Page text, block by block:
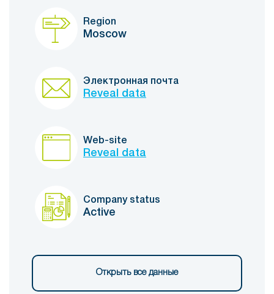
Region
Moscow
Электронная почта
Reveal data
Web-site
Reveal data
Company status
Active
Открыть все данные